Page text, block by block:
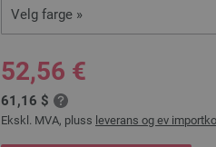
Velg farge »
52,56 €
61,16 $
Ekskl. MVA, pluss leverans og ev